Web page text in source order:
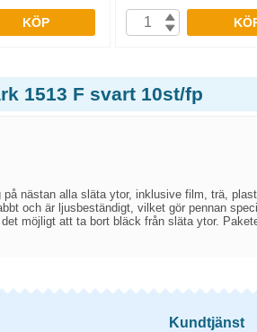
KÖP
1513 F svart 10st/fp
nästan alla släta ytor, inklusive film, trä,
och är ljusbeständigt, vilket gör pennan
möjligt att ta bort bläck från släta ytor.
Kundtjänst